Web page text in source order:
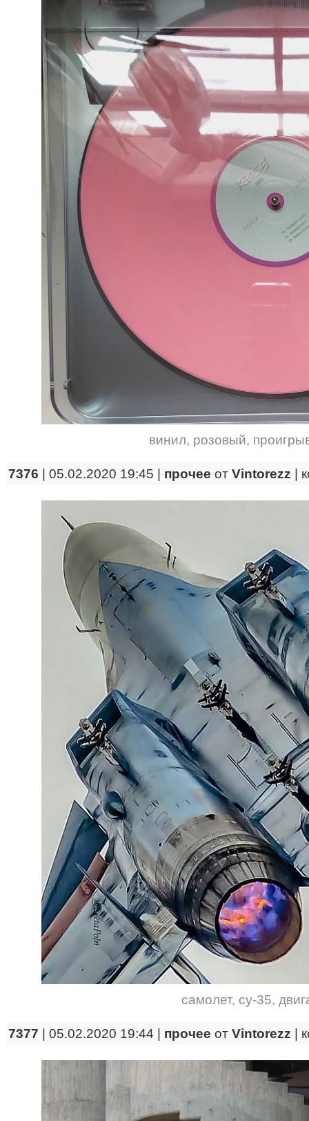
винил, розовый,
7376 | 05.02.2020 19:45 | прочее от Vintorezz
самолет, су-35,
7377 | 05.02.2020 19:44 | прочее от Vintorezz